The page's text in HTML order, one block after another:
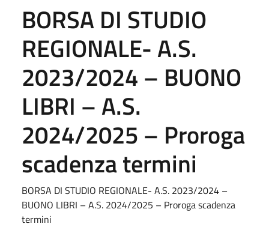
BORSA DI STUDIO
REGIONALE- A.S.
2023/2024 – BUONO
LIBRI – A.S.
2024/2025 – Proroga
scadenza termini
BORSA DI STUDIO REGIONALE- A.S. 2023/2024 –
BUONO LIBRI – A.S. 2024/2025 – Proroga scadenza
termini